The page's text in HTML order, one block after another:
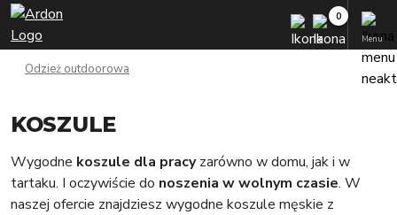
Menu
Odzież outdoorowa
KOSZULE
Wygodne koszule dla pracyzarówno w domu, jak i w
tartaku. I oczywiście do noszenia w wolnym czasie. W
naszej ofercie znajdziesz wygodne koszule męskie z